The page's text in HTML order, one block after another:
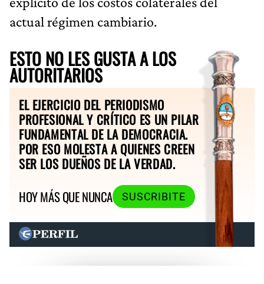
actual régimen cambiario.
ESTO NO LES GUSTA A LOS
AUTORITARIOS
EL EJERCICIO DEL PERIODISMO
PROFESIONAL Y CRÍTICO ES UN PILAR
FUNDAMENTAL DE LA DEMOCRACIA.
POR ESO MOLESTA A QUIENES CREEN
SER LOS DUEÑOS DE LA VERDAD.
HOY MÁS QUE NUNCA
SUSCRIBITE